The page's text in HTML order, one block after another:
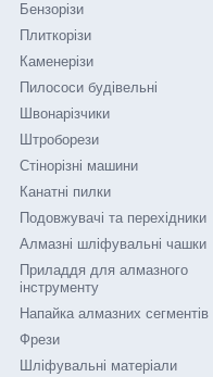
Бензорізи
Плиткорізи
Каменерізи
Пилососи будівельні
Швонарізчики
Штроборези
Стінорізні машини
Канатні пилки
Подовжувачі та перехідники
Алмазні шліфувальні чашки
Приладдя для алмазного
інструменту
Напайка алмазних сегментів
Фрези
Шліфувальні матеріали